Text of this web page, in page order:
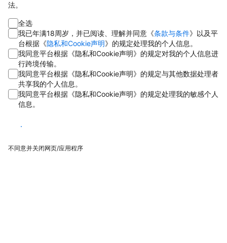
法。
全选
我已年满18周岁，并已阅读、理解并同意《条款与条件》以及平
台根据《隐私和Cookie声明》的规定处理我的个人信息。
我同意平台根据《隐私和Cookie声明》的规定对我的个人信息进
行跨境传输。
我同意平台根据《隐私和Cookie声明》的规定与其他数据处理者
共享我的个人信息。
我同意平台根据《隐私和Cookie声明》的规定处理我的敏感个人
信息。
同意
不同意并关闭网页/应用程序